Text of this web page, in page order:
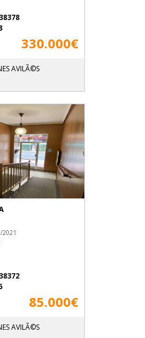
330.000€
AVILÃ©S
2021
85.000€
AVILÃ©S